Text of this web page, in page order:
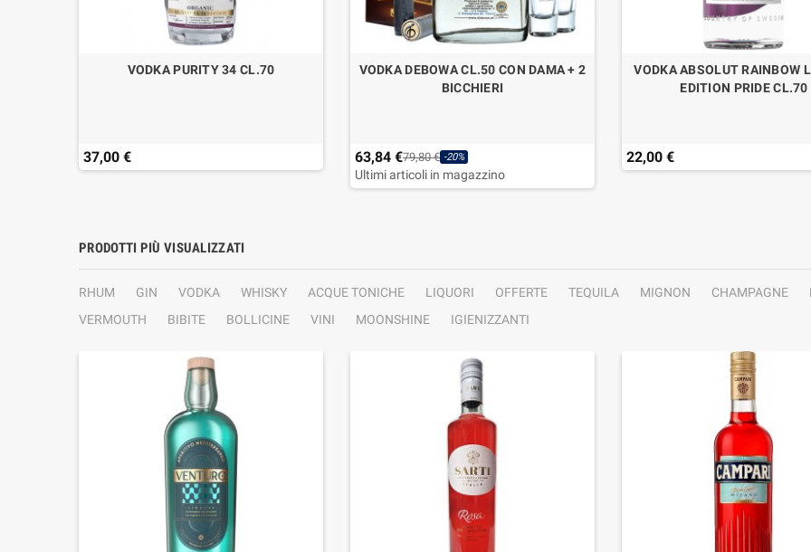
VODKA PURITY 34 CL.70
37,00 €
VODKA DEBOWA CL.50 CON DAMA + 2
BICCHIERI
63,84 €79,80 € -20%
Ultimi articoli in magazzino
VODKA ABSOLUT RAINBOW
EDITION PRIDE CL.70
22,00 €
PRODOTTI PIÙ VISUALIZZATI
RHUM GIN VODKA WHISKY ACQUE TONICHE LIQUORI OFFERTE TEQUILA MIGNON CHAMPAGNE
VERMOUTH
BIBITE BOLLICINE VINI MOONSHINE IGIENIZZANTI